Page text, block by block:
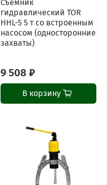
Съемник
гидравлический TOR
HHL-5 5 т со встроенным
насосом (односторонние
захваты)
9 508 ₽
В корзину